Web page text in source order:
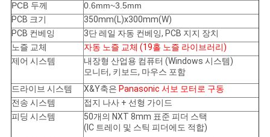
지
도
인
정
PCB 두께
0.6mm~3.5mm
PCB 크기
350mm(L)x300mm(W)
PCB 컨베잉
3단 레일 자동 컨베잉, PCB 지지 장치
노즐 교체
자동 노즐 교체 (19홀 노즐 라이브러리)
제어 시스템
내장형 산업용 컴퓨터 (Windows 시스템)
모니터, 키보드, 마우스 포함
드라이브 시스템
X&Y축은 Panasonic 서보 모터로 구동
전송 시스템
접지 나사 + 선형 가이드
피딩 시스템
50개의 NXT 8mm 표준 피더 스택
(IC 트레이 및 스틱 피더에도 적합)